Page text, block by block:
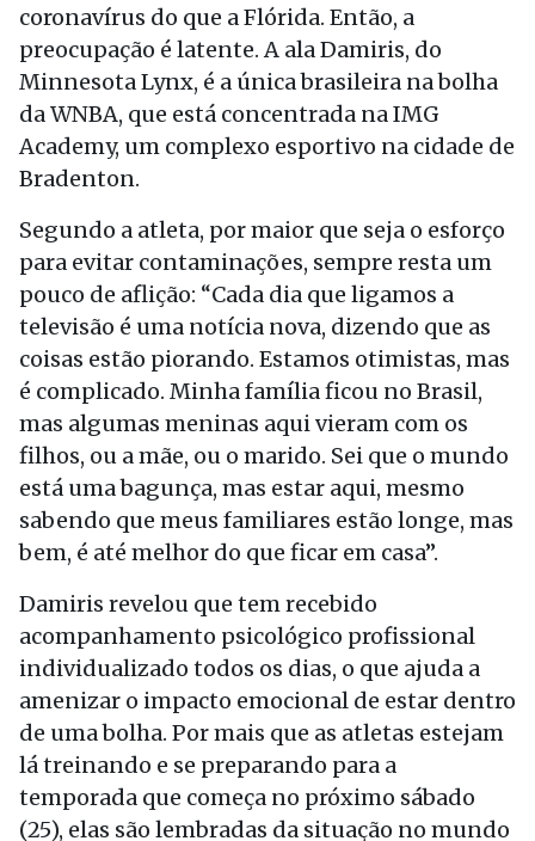
coronavírus do que a Flórida. Então, a
preocupação é latente. A ala Damiris, do
Minnesota Lynx, é a única brasileira na bolha
da WNBA, que está concentrada na IMG
Academy, um complexo esportivo na cidade de
Bradenton.
Segundo a atleta, por maior que seja o esforço
para evitar contaminações, sempre resta um
pouco de aflição: “Cada dia que ligamos a
televisão é uma notícia nova, dizendo que as
coisas estão piorando. Estamos otimistas, mas
é complicado. Minha família ficou no Brasil,
mas algumas meninas aqui vieram com os
filhos, ou a mãe, ou o marido. Sei que o mundo
está uma bagunça, mas estar aqui, mesmo
sabendo que meus familiares estão longe, mas
bem, é até melhor do que ficar em casa”.
Damiris revelou que tem recebido
acompanhamento psicológico profissional
individualizado todos os dias, o que ajuda a
amenizar o impacto emocional de estar dentro
de uma bolha. Por mais que as atletas estejam
lá treinando e se preparando para a
temporada que começa no próximo sábado
(25), elas são lembradas da situação no mundo